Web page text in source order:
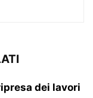
dei lavori